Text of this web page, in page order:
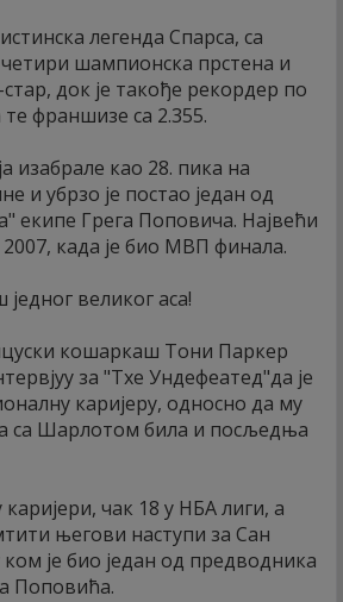
легенда Спарса, са
четири шампионска прстена и
док је такође рекордер по
те франшизе са 2.355.
изабрале као 28. пика на
и убрзо је постао један од
екипе Грега Поповича. Највећи
2007, када је био МВП финала.
једног великог аса!
кошаркаш Тони Паркер
за "Тхе Ундефеатед"да је
каријеру, односно да му
са Шарлотом била и посљедња
каријери, чак 18 у НБА лиги, а
његови наступи за Сан
је био један од предводника
Поповића.